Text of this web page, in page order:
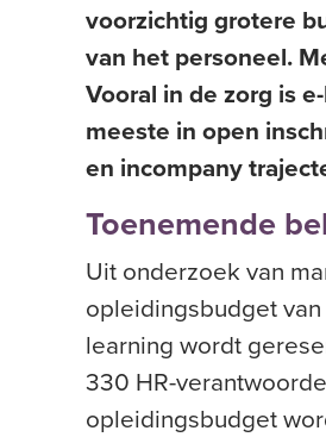
voorzichtig grotere
van het personeel.
Vooral in de zorg is
meeste in open
en incompany
Toenemende
Uit onderzoek van
opleidingsbudget
learning wordt
330 HR-
opleidingsbudget